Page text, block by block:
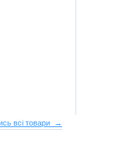
всі товари →